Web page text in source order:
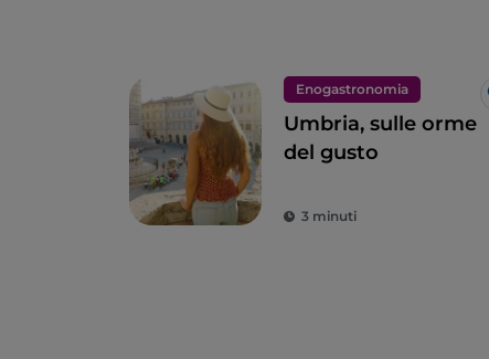
Enogastronomia
Umbria, sulle orme
del gusto
3 minuti